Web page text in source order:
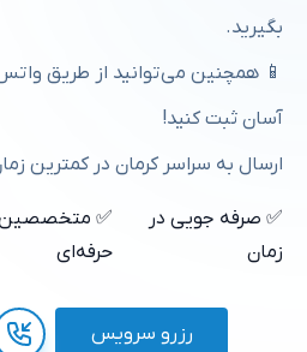
بگیرید.
📱 همچنین می‌توانید از طریق
آسان ثبت کنید!
ارسال به سراسر کرمان در کمترین
✅ صرفه جویی در
زمان
✅
حرفه‌ای
رزرو سرویس